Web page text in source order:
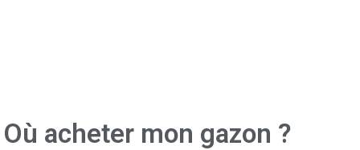
Où acheter mon gazon ?